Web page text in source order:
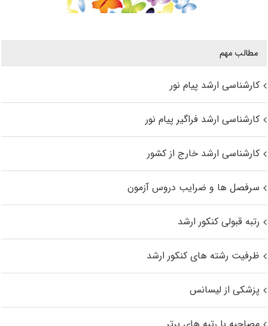
مطالب مهم
کارشناسی ارشد پیام نور
کارشناسی ارشد فراگیر پیام نور
کارشناسی ارشد خارج از کشور
سرفصل ها و ضرایب دروس آزمون
رتبه قبولی کنکور ارشد
ظرفیت رشته های کنکور ارشد
پزشکی از لیسانس